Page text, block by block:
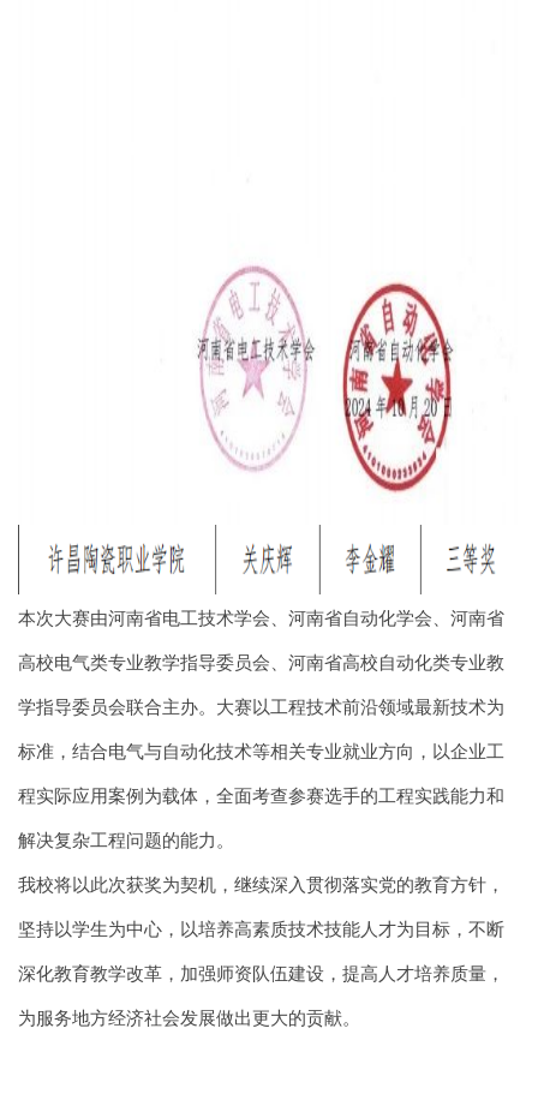
本次大赛由河南省电工技术学会、河南省自动化学会、河南省
高校电气类专业教学指导委员会、河南省高校自动化类专业教
学指导委员会联合主办。大赛以工程技术前沿领域最新技术为
标准，结合电气与自动化技术等相关专业就业方向，以企业工
程实际应用案例为载体，全面考查参赛选手的工程实践能力和
解决复杂工程问题的能力。
我校将以此次获奖为契机，继续深入贯彻落实党的教育方针，
坚持以学生为中心，以培养高素质技术技能人才为目标，不断
深化教育教学改革，加强师资队伍建设，提高人才培养质量，
为服务地方经济社会发展做出更大的贡献。